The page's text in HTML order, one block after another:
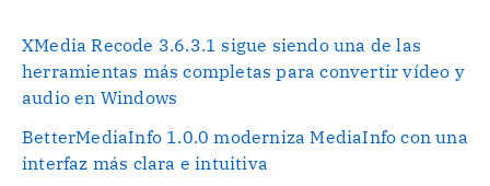
XMedia Recode 3.6.3.1 sigue siendo una de las
herramientas más completas para convertir vídeo y
audio en Windows
BetterMediaInfo 1.0.0 moderniza MediaInfo con una
interfaz más clara e intuitiva